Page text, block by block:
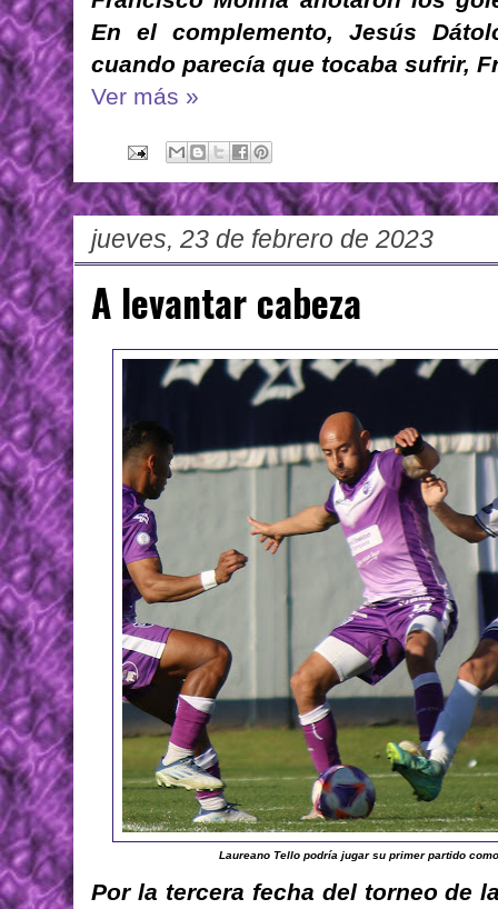
En el complemento, Jesús
cuando parecía que tocaba sufrir,
Ver más »
jueves, 23 de febrero de 2023
A levantar cabeza
Laureano Tello podría jugar su primer partido
Por la tercera fecha del torneo de